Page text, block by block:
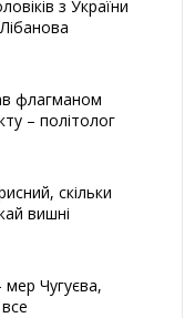
з України
флагманом
– політолог
скільки
вишні
Чугуєва,